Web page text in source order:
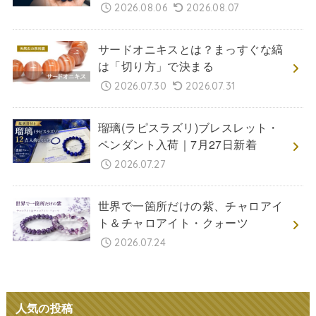
2026.08.06 2026.08.07
サードオニキスとは？まっすぐな縞
は「切り方」で決まる
2026.07.30 2026.07.31
瑠璃(ラピスラズリ)ブレスレット・
ペンダント入荷｜7月27日新着
2026.07.27
世界で一箇所だけの紫、チャロアイ
ト＆チャロアイト・クォーツ
2026.07.24
人気の投稿